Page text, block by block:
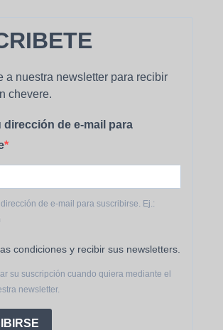
a nuestra newsletter para recibir
chevere.
dirección de e-mail para
dirección de e-mail para suscribirse. Ej.:
condiciones y recibir sus newsletters.
su suscripción cuando quiera mediante el
newsletter.